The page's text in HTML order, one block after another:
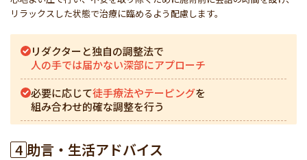
リラックスした状態で治療に臨めるよう配慮します。
リダクターと独自の調整法で
人の手では届かない深部にアプローチ
必要に応じて徒手療法やテーピングを
組み合わせ的確な調整を行う
4 助言・生活アドバイス